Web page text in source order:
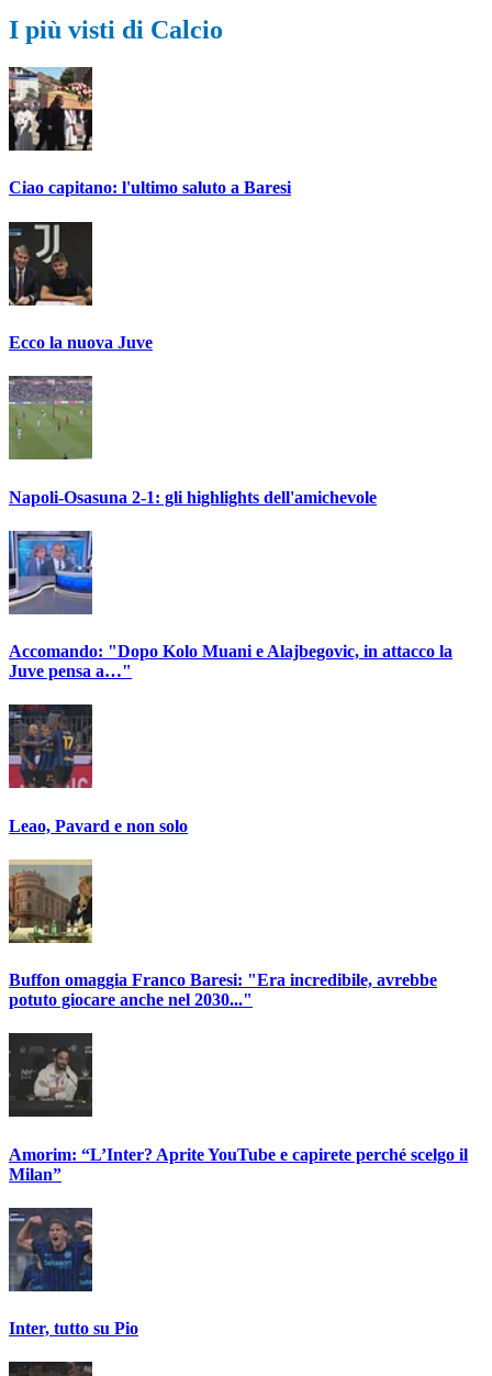
I più visti di Calcio
Ciao capitano: l'ultimo saluto a Baresi
Ecco la nuova Juve
Napoli-Osasuna 2-1: gli highlights dell'amichevole
Accomando: "Dopo Kolo Muani e Alajbegovic, in attacco la
Juve pensa a…"
Leao, Pavard e non solo
Buffon omaggia Franco Baresi: "Era incredibile, avrebbe
potuto giocare anche nel 2030..."
Amorim: “L’Inter? Aprite YouTube e capirete perché scelgo il
Milan”
Inter, tutto su Pio